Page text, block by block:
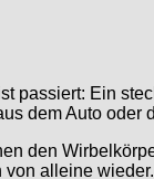
passiert: Ein
dem Auto oder
den
alleine